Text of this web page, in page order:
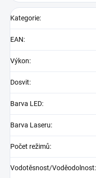
Kategorie:
EAN:
Výkon:
Dosvit:
Barva LED:
Barva Laseru:
Počet režimů:
Vodotěsnost/Voděodolnost: